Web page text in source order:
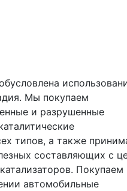
Мы покупаем
и разрушенные
типов, а также
составляющих с
Покупаем
автомобильные